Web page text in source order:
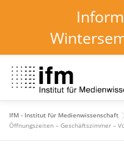
Inhalt
springen
HOME NEWS
IfM - Institut für Medienwissenschaft
Öffnungszeiten – Geschäftszimmer –